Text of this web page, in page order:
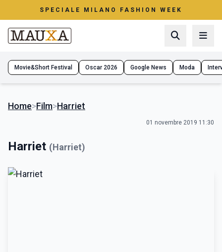
SPECIALE MILANO FASHION WEEK
Movie&Short Festival Oscar 2026 Google News Moda
Home>Film>Harriet
01 novembre 2019 11:30
Harriet (Harriet)